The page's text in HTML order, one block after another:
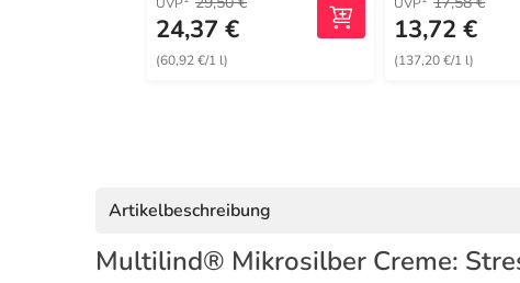
24,37 €
(60,92 €/1 l)
13,72 €
(137,20 €/1 l)
Artikelbeschreibung
Multilind® Mikrosilber Creme: